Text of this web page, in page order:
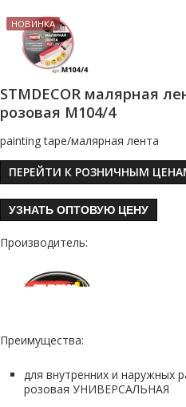
НОВИНКА
STMDECOR малярная
розовая M104/4
painting tape/малярная лента
ПЕРЕЙТИ К РОЗНИЧНЫМ
УЗНАТЬ ОПТОВУЮ ЦЕНУ
Производитель:
Преимущества:
для внутренних и наружных
розовая УНИВЕРСАЛЬНАЯ